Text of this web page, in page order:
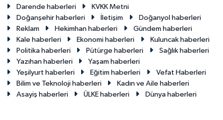
Darende haberleri
KVKK Metni
Doğanşehir haberleri
İletişim
Doğanyol haberleri
Reklam
Hekimhan haberleri
Gündem haberleri
Kale haberleri
Ekonomi haberleri
Kuluncak haberleri
Politika haberleri
Pütürge haberleri
Sağlık haberleri
Yazıhan haberleri
Yaşam haberleri
Yeşilyurt haberleri
Eğitim haberleri
Vefat Haberleri
Bilim ve Teknoloji haberleri
Kadın ve Aile haberleri
Asayiş haberleri
ÜLKE haberleri Dünya haberleri